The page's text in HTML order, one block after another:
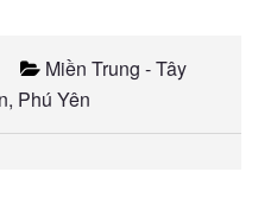
Miền Trung - Tây
Phú Yên